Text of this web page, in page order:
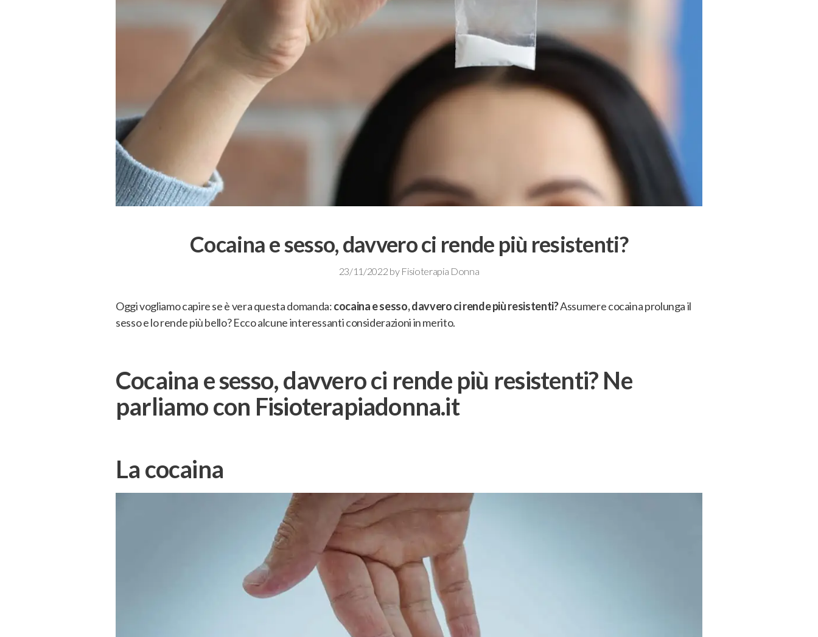
Cocaina e sesso, davvero ci rende più resistenti?
23/11/2022 by Fisioterapia Donna
Oggi vogliamo capire se è vera questa domanda:cocaina e sesso, davvero ci rende più resistenti?Assumere cocaina prolunga il
sesso e lo rende più bello? Ecco alcune interessanti considerazioni in merito.
Cocaina e sesso, davvero ci rende più resistenti? Ne
parliamo con Fisioterapiadonna.it
La cocaina